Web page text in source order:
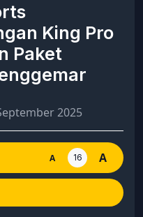
King Pro
Paket
2025
A 16 A